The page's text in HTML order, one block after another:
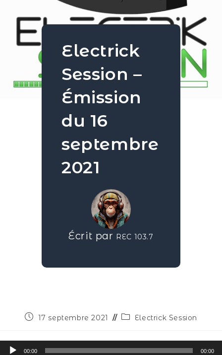
Electrick
Session –
Émission
du 16
septembre
2021
Écrit par REC 103.7
17 septembre 2021 Electrick Session
Lecteur
00:00 00:00